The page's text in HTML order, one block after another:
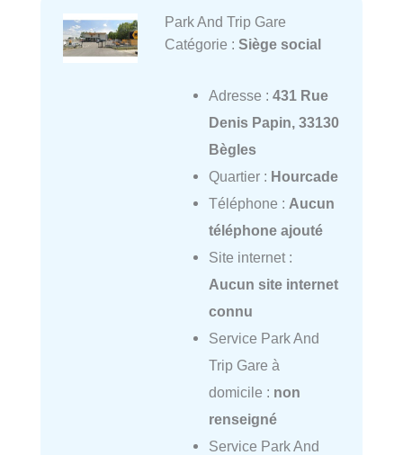
Park And Trip Gare
Catégorie : Siège social
Adresse : 431 Rue
Denis Papin, 33130
Bègles
Quartier : Hourcade
Téléphone : Aucun
téléphone ajouté
Site internet :
Aucun site internet
connu
Service Park And
Trip Gare à
domicile : non
renseigné
Service Park And